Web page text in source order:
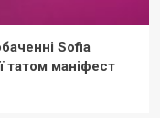
Sofia
татом маніфест